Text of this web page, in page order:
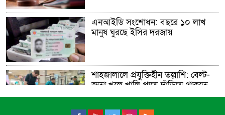
এনআইডি সংশোধন: বছরে ১০ লাখ
মানুষ ঘুরছে ইসির দরজায়
শাহজালালে প্রযুক্তিহীন তল্লাশি: বেল্ট-
জুতা খুলে খালি পায়ে দাঁড়িয়ে থাকতে
হয় যাত্রীদের